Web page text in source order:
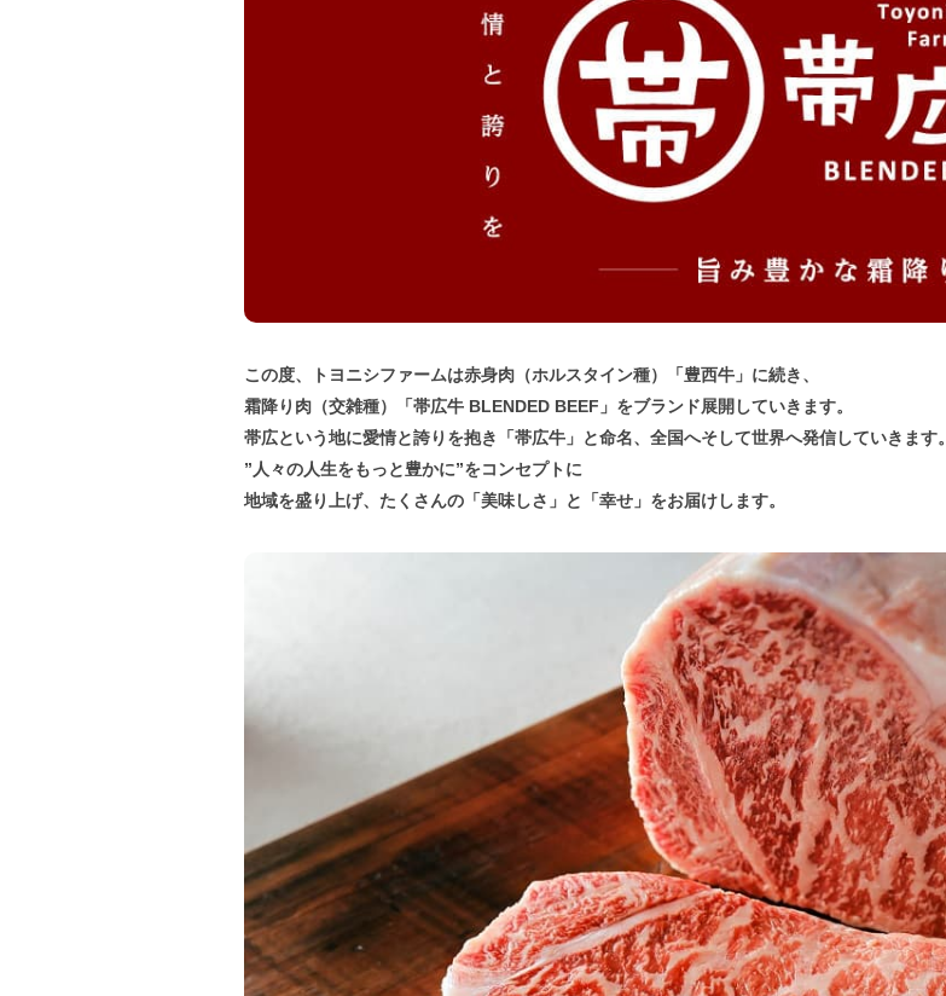
この度、トヨニシファームは赤身肉（ホルスタイン種）「豊西牛」に続き、
霜降り肉（交雑種）「帯広牛 BLENDED BEEF」をブランド展開していきます。
帯広という地に愛情と誇りを抱き「帯広牛」と命名、全国へそして世界へ発信していきます。
”人々の人生をもっと豊かに”をコンセプトに
地域を盛り上げ、たくさんの「美味しさ」と「幸せ」をお届けします。